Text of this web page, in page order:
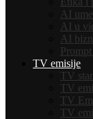
AI
AI u
AI
TV emisije
TV
TV
TV
TV